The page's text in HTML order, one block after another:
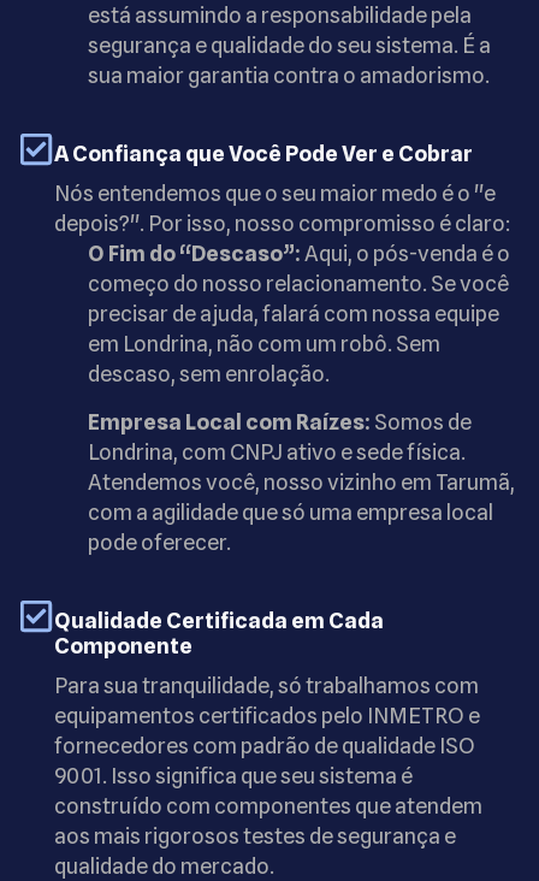
está assumindo a responsabilidade pela
segurança e qualidade do seu sistema. É a
sua maior garantia contra o amadorismo.
A Confiança que Você Pode Ver e Cobrar
Nós entendemos que o seu maior medo é o "e
depois?". Por isso, nosso compromisso é claro:
O Fim do “Descaso”:Aqui, o pós-venda é o
começo do nosso relacionamento. Se você
precisar de ajuda, falará com nossa equipe
em Londrina, não com um robô. Sem
descaso, sem enrolação.
Empresa Local com Raízes: Somos de
Londrina, com CNPJ ativo e sede física.
Atendemos você, nosso vizinho em Tarumã,
com a agilidade que só uma empresa local
pode oferecer.
Qualidade Certificada em Cada
Componente
Para sua tranquilidade, só trabalhamos com
equipamentos certificados pelo INMETRO e
fornecedores com padrão de qualidade ISO
9001. Isso significa que seu sistema é
construído com componentes que atendem
aos mais rigorosos testes de segurança e
qualidade do mercado.